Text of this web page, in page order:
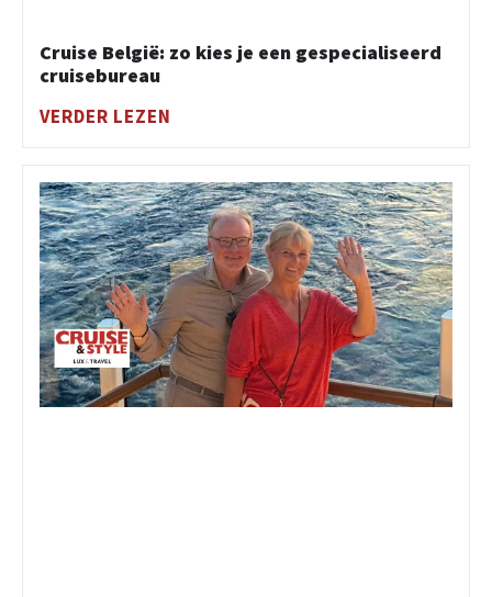
Cruise België: zo kies je een gespecialiseerd
cruisebureau
VERDER LEZEN